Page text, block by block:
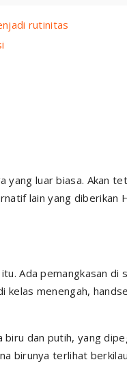
rutinitas
luar biasa. Akan
lain yang diberikan
Ada pemangkasan di
menengah,
dan putih, yang
birunya terlihat